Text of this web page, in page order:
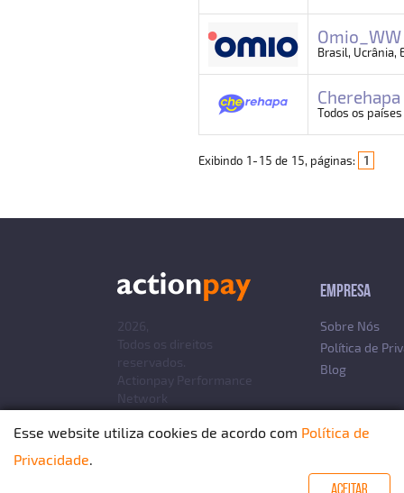
Brasil, Ucrânia,
Cherehapa
Todos os países
Exibindo 1-15 de 15, páginas: 1
EMPRESA
Sobre Nós
Política de
Blog
2026,
Todos os direitos
reservados.
Actionpay Performance
Network
Esse website utiliza cookies de acordo com Política de
Privacidade.
ACEITAR